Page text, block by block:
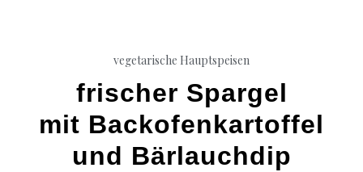
vegetarische Hauptspeisen
frischer Spargel
mit Backofenkartoffel
und Bärlauchdip